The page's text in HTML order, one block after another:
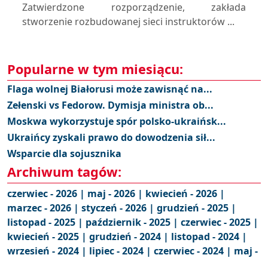
Zatwierdzone rozporządzenie, zakłada
stworzenie rozbudowanej sieci instruktorów ...
Popularne w tym miesiącu:
Flaga wolnej Białorusi może zawisnąć na...
Zełenski vs Fedorow. Dymisja ministra ob...
Moskwa wykorzystuje spór polsko-ukraińsk...
Ukraińcy zyskali prawo do dowodzenia sił...
Wsparcie dla sojusznika
Archiwum tagów:
czerwiec - 2026 | maj - 2026 | kwiecień - 2026 |
marzec - 2026 | styczeń - 2026 | grudzień - 2025 |
listopad - 2025 | październik - 2025 | czerwiec - 2025 |
kwiecień - 2025 | grudzień - 2024 | listopad - 2024 |
wrzesień - 2024 | lipiec - 2024 | czerwiec - 2024 | maj -